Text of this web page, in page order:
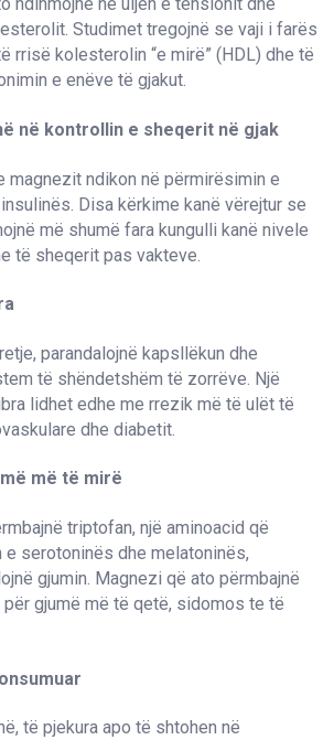
ndihmojnë në uljen e tensionit dhe
Studimet tregojnë se vaji i farës
rrisë kolesterolin “e mirë” (HDL) dhe të
e enëve të gjakut.
në kontrollin e sheqerit në gjak
magnezit ndikon në përmirësimin e
Disa kërkime kanë vërejtur se
më shumë fara kungulli kanë nivele
të sheqerit pas vakteve.
parandalojnë kapsllëkun dhe
të shëndetshëm të zorrëve. Një
lidhet edhe me rrezik më të ulët të
dhe diabetit.
më të mirë
triptofan, një aminoacid që
e serotoninës dhe melatoninës,
gjumin. Magnezi që ato përmbajnë
për gjumë më të qetë, sidomos te të
të pjekura apo të shtohen në